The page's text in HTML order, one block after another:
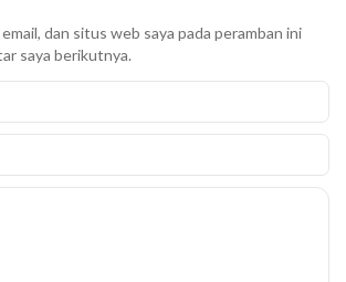
email, dan situs web saya pada peramban ini
saya berikutnya.